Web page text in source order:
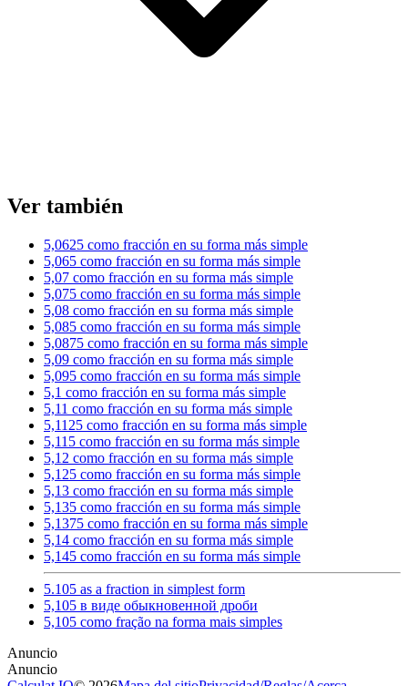
Ver también
5,0625 como fracción en su forma más simple
5,065 como fracción en su forma más simple
5,07 como fracción en su forma más simple
5,075 como fracción en su forma más simple
5,08 como fracción en su forma más simple
5,085 como fracción en su forma más simple
5,0875 como fracción en su forma más simple
5,09 como fracción en su forma más simple
5,095 como fracción en su forma más simple
5,1 como fracción en su forma más simple
5,11 como fracción en su forma más simple
5,1125 como fracción en su forma más simple
5,115 como fracción en su forma más simple
5,12 como fracción en su forma más simple
5,125 como fracción en su forma más simple
5,13 como fracción en su forma más simple
5,135 como fracción en su forma más simple
5,1375 como fracción en su forma más simple
5,14 como fracción en su forma más simple
5,145 como fracción en su forma más simple
5.105 as a fraction in simplest form
5,105 в виде обыкновенной дроби
5,105 como fração na forma mais simples